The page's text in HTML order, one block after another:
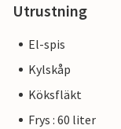
Utrustning
El-spis
Kylskåp
Köksfläkt
Frys : 60 liter